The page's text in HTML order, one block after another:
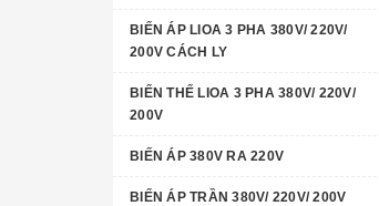
BIẾN ÁP LIOA 3 PHA 380V/ 220V/
200V CÁCH LY
BIẾN THẾ LIOA 3 PHA 380V/ 220V/
200V
BIẾN ÁP 380V RA 220V
BIẾN ÁP TRẦN 380V/ 220V/ 200V